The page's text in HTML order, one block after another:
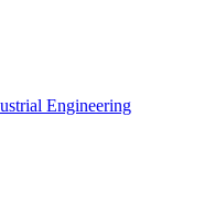
Engineering